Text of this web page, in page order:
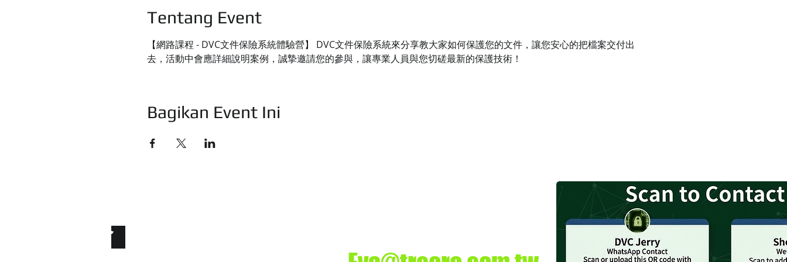
Tentang Event
【網路課程 - DVC文件保險系統體驗營】 DVC文件保險系統來分享教大家如何保護您的文件，讓您安心的把檔案交付出
去，活動中會應詳細說明案例，誠摯邀請您的參與，讓專業人員與您切磋最新的保護技術！
Bagikan Event Ini
科技有限公司